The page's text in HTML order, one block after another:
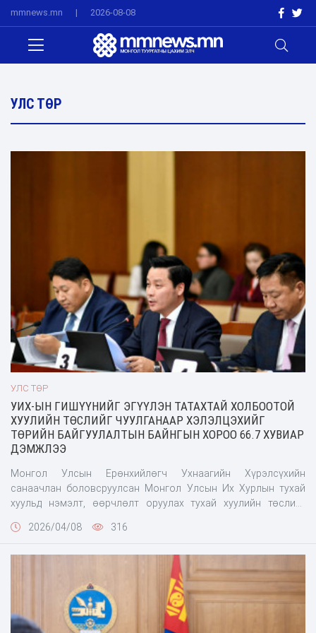
mmnews.mn | 2026-08-08
УЛС ТӨР
УЛС ТӨР
УИХ-ЫН ГИШҮҮНИЙГ ЭГҮҮЛЭН ТАТАХТАЙ ХОЛБООТОЙ
ХУУЛИЙН ТӨСЛИЙГ ЧУУЛГАНААР ХЭЛЭЛЦЭХИЙГ
ТӨРИЙН БАЙГУУЛАЛТЫН БАЙНГЫН ХОРОО 66.7 ХУВИАР
ДЭМЖЛЭЭ
Монгол Улсын Ерөнхийлөгч Ухнаагийн Хүрэлсүхийн
санаачлан боловсруулсан Монгол Улсын Их Хурлын тухай
хуульд нэмэлт, өөрчлөлт оруулах тухай хуулийн төслийг
дэмжлээ.Хуулийн төслийн талаар Ажлын хэсгийн гишүүд
хариуллаа.Ерөнхийлөгч санаачлан боловсруулсан хуулийн
төсөлдөө:• Гишүүн өргөсөн тангаргаасаа няцсан,• Гишүүний
ёс зүйн дүрмийг ноцтой болон удаа дараа зөрчсөн,• Гэмт
хэрэг үйлдсэн болох нь шүүхийн эцсийн шийдвэрээр
тогтоогдсон бол УИХ-ын Ёс зүйн дэд хороо, УИХ-ын нэгдсэн
2026/04/08 316